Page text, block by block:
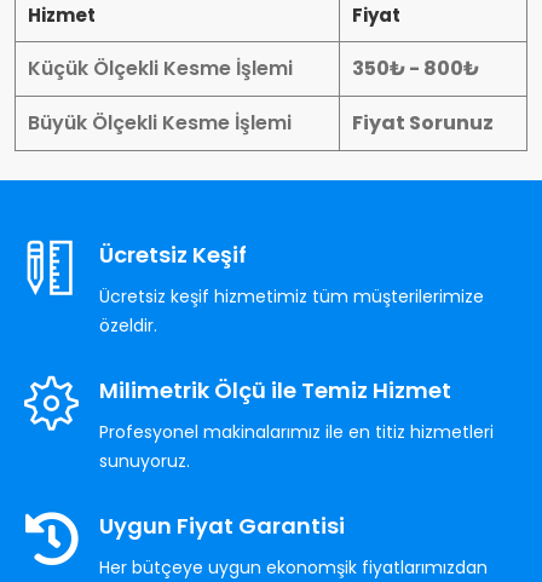
Hizmet Fiyat
Küçük Ölçekli Kesme İşlemi
350₺ - 800₺
Büyük Ölçekli Kesme İşlemi
Fiyat Sorunuz
Ücretsiz Keşif
Ücretsiz keşif hizmetimiz tüm müşterilerimize
özeldir.
Milimetrik Ölçü ile Temiz Hizmet
Profesyonel makinalarımız ile en titiz hizmetleri
sunuyoruz.
Uygun Fiyat Garantisi
Her bütçeye uygun ekonomşik fiyatlarımızdan